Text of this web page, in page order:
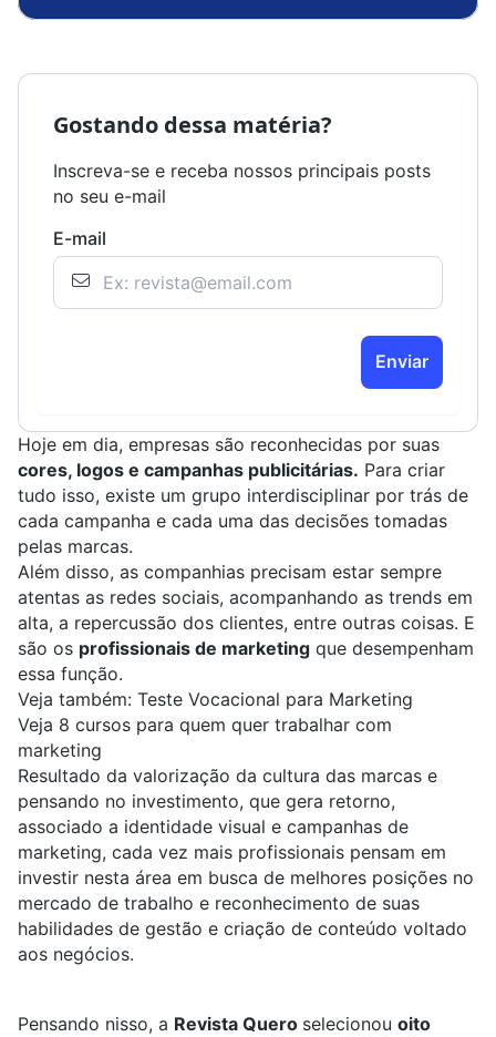
Gostando dessa matéria?
Inscreva-se e receba nossos principais posts
no seu e-mail
E-mail
Enviar
Hoje em dia, empresas são reconhecidas por suas
cores, logos e campanhas publicitárias. Para criar
tudo isso, existe um grupo interdisciplinar por trás de
cada campanha e cada uma das decisões tomadas
pelas marcas.
Além disso, as companhias precisam estar sempre
atentas as redes sociais, acompanhando as trends em
alta, a repercussão dos clientes, entre outras coisas. E
são os profissionais de marketing que desempenham
essa função.
Veja também: Teste Vocacional para Marketing
Veja 8 cursos para quem quer trabalhar com
marketing
Resultado da valorização da cultura das marcas e
pensando no investimento, que gera retorno,
associado a identidade visual e campanhas de
marketing, cada vez mais profissionais pensam em
investir nesta área em busca de melhores posições no
mercado de trabalho e reconhecimento de suas
habilidades de gestão e criação de conteúdo voltado
aos negócios.
Pensando nisso, a Revista Quero selecionou oito